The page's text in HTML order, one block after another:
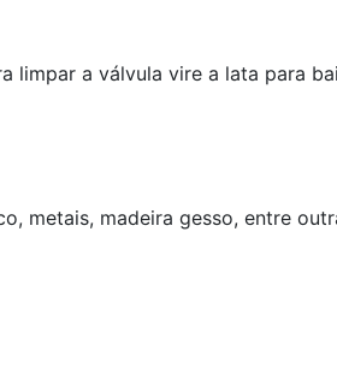
limpar a válvula vire a lata para
metais, madeira gesso, entre